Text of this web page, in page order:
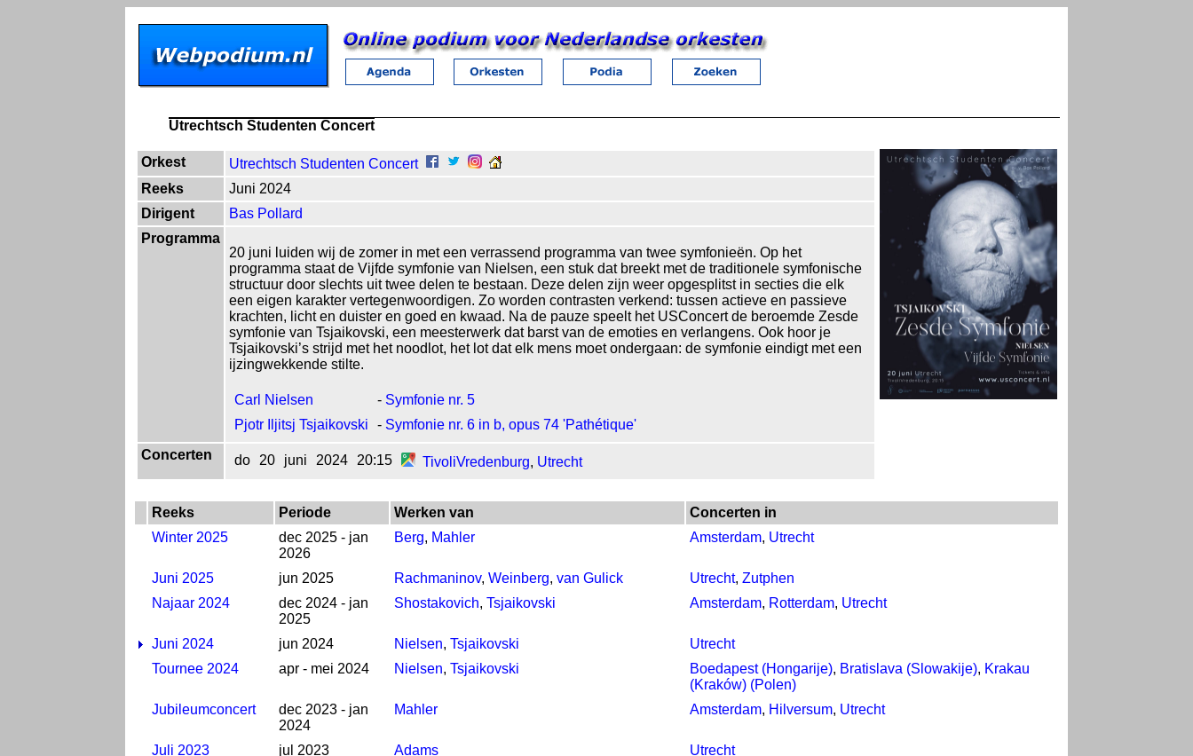
Utrechtsch Studenten Concert
Orkest
Utrechtsch Studenten Concert
Reeks
Juni 2024
Dirigent
Bas Pollard
Programma
20 juni luiden wij de zomer in met een verrassend programma van twee symfonieën. Op het
programma staat de Vijfde symfonie van Nielsen, een stuk dat breekt met de traditionele symfonische
structuur door slechts uit twee delen te bestaan. Deze delen zijn weer opgesplitst in secties die elk
een eigen karakter vertegenwoordigen. Zo worden contrasten verkend: tussen actieve en passieve
krachten, licht en duister en goed en kwaad. Na de pauze speelt het USConcert de beroemde Zesde
symfonie van Tsjaikovski, een meesterwerk dat barst van de emoties en verlangens. Ook hoor je
Tsjaikovski’s strijd met het noodlot, het lot dat elk mens moet ondergaan: de symfonie eindigt met een
ijzingwekkende stilte.
Carl Nielsen - Symfonie nr. 5
Pjotr Iljitsj Tsjaikovski
- Symfonie nr. 6 in b, opus 74 'Pathétique'
Concerten
do 20 juni 2024 20:15 TivoliVredenburg, Utrecht
Reeks Periode Werken van
Concerten in
Winter 2025
dec 2025 - jan
2026
Berg, Mahler Amsterdam, Utrecht
Juni 2025 jun 2025 Rachmaninov, Weinberg, van Gulick Utrecht, Zutphen
Najaar 2024
dec 2024 - jan
2025
Shostakovich, Tsjaikovski Amsterdam, Rotterdam, Utrecht
Juni 2024 jun 2024 Nielsen, Tsjaikovski
Utrecht
Tournee 2024
apr - mei 2024 Nielsen, Tsjaikovski Boedapest (Hongarije), Bratislava (Slowakije), Krakau
(Kraków) (Polen)
Jubileumconcert
dec 2023 - jan
2024
Mahler Amsterdam, Hilversum, Utrecht
Juli 2023 jul 2023 Adams
Utrecht